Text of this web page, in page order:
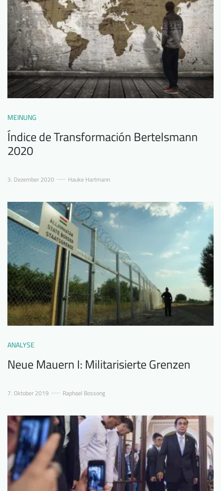
MEINUNG
Índice de Transformación Bertelsmann
2020
3. Dezember 2020 Hauke Hartmann
ANALYSE
Neue Mauern I: Militarisierte Grenzen
7. Oktober 2019 Raphael Bossong